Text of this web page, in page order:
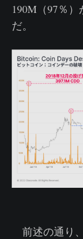
190M（97％
だ。
前述の通り